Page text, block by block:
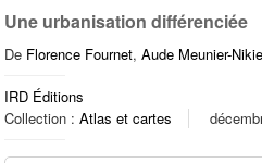
Une urbanisation différenciée
De Florence Fournet, Aude Meunier-
IRD Éditions
Collection : Atlas et cartes